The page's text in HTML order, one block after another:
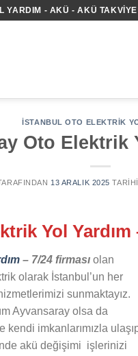
YARDIM - AKÜ - AKÜ TAKVIYE
İSTANBUL OTO ELEKTRIK
Oto Elektrik
13 ARALIK 2025
Yol Yardım
– 7/24 firması olan
olarak İstanbul’un her
sunmaktayız.
Ayvansaray olsa da
kendi imkanlarımızla
akü değişimi işlerinizi